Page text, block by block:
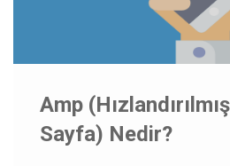
Amp
Sayfa) Nedir?